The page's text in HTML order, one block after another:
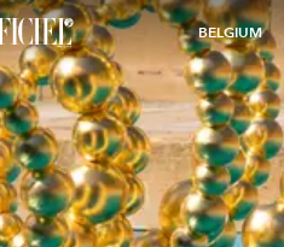
BELGIUM